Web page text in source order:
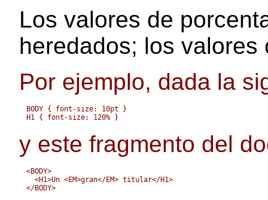
Los valores de
heredados; los
Por ejemplo, dada la
BODY { font-size: 10pt }
y este fragmento del
<BODY>
  <H1>Un <EM>gran</EM> titular</H1>
</BODY>